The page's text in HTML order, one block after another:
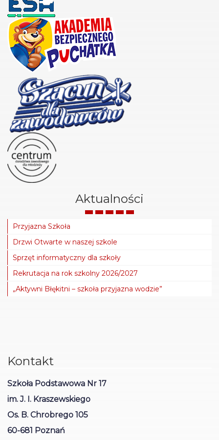
Aktualności
Przyjazna Szkoła
Drzwi Otwarte w naszej szkole
Sprzęt informatyczny dla szkoły
Rekrutacja na rok szkolny 2026/2027
„Aktywni Błękitni – szkoła przyjazna wodzie”
Kontakt
Szkoła Podstawowa Nr 17
im. J. I. Kraszewskiego
Os. B. Chrobrego 105
60-681 Poznań